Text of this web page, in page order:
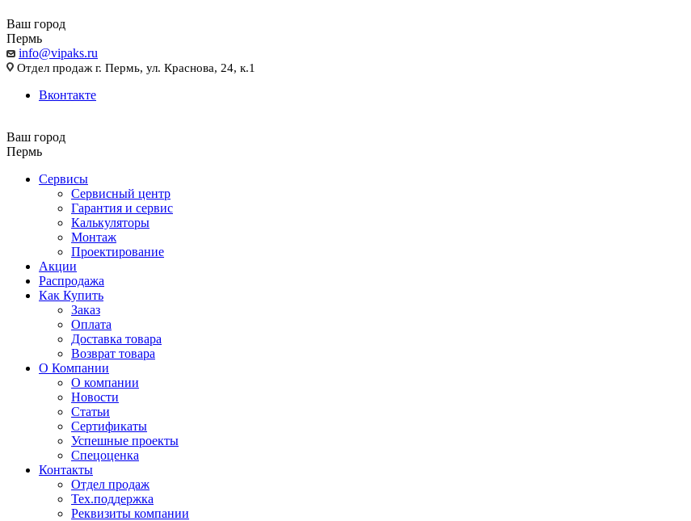
Ваш город
Пермь
info@vipaks.ru
Отдел продаж г. Пермь, ул. Краснова, 24, к.1
Вконтакте
Ваш город
Пермь
Сервисы
Сервисный центр
Гарантия и сервис
Калькуляторы
Монтаж
Проектирование
Акции
Распродажа
Как Купить
Заказ
Оплата
Доставка товара
Возврат товара
О Компании
О компании
Новости
Статьи
Сертификаты
Успешные проекты
Спецоценка
Контакты
Отдел продаж
Тех.поддержка
Реквизиты компании